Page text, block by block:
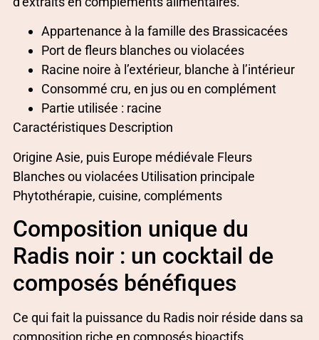
Appartenance à la famille des Brassicacées
Port de fleurs blanches ou violacées
Racine noire à l’extérieur, blanche à l’intérieur
Consommé cru, en jus ou en complément
Partie utilisée : racine
Caractéristiques Description
Origine Asie, puis Europe médiévale Fleurs
Blanches ou violacées Utilisation principale
Phytothérapie, cuisine, compléments
Composition unique du
Radis noir : un cocktail de
composés bénéfiques
Ce qui fait la puissance du Radis noir réside dans sa
composition riche en composés bioactifs,